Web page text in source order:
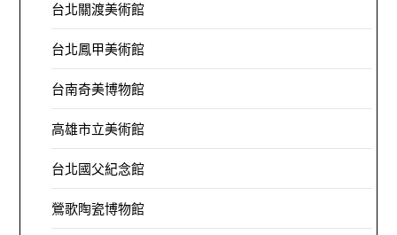
台北關渡美術館
台北鳳甲美術館
台南奇美博物館
高雄市立美術館
台北國父紀念館
鶯歌陶瓷博物館